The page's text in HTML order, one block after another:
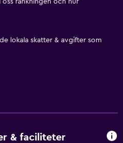
oss rankningen och hur
lokala skatter & avgifter som
& faciliteter